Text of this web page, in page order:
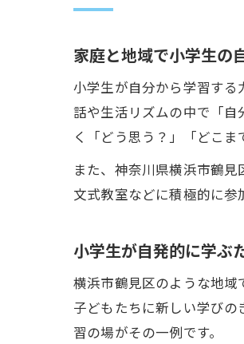
家庭と地域で小学生の
小学生が自分から学習す
話や生活リズムの中で「
く「どう思う？」「どこま
また、神奈川県横浜市鶴
文式教室などに積極的に参
小学生が自発的に学ぶ
横浜市鶴見区のような地域
子どもたちに新しい学び
習の場がその一例です。